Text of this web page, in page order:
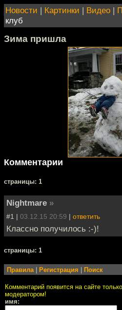
Новости | Картинки | Видео |
клуб
Зима пришла
Комментарии
cтраницы: 1
Nightmare »
#1 | 03.12.15 20:59 | ответить
Классно получилось :-)!
cтраницы: 1
Правила Регистрация Поиск
Комментарий появится на сайте
модератором!
имя: